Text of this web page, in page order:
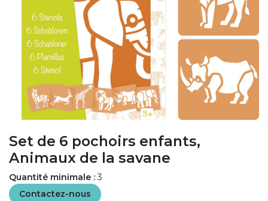
Set de 6 pochoirs enfants,
Animaux de la savane
Quantité minimale : 3
Contactez-nous